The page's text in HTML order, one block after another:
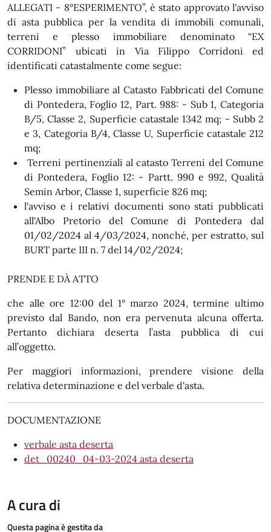
ALLEGATI - 8°ESPERIMENTO”, è stato approvato l'avviso
di asta pubblica per la vendita di immobili comunali,
terreni e plesso immobiliare denominato “EX
CORRIDONI” ubicati in Via Filippo Corridoni ed
identificati catastalmente come segue:
Plesso immobiliare al Catasto Fabbricati del Comune
di Pontedera, Foglio 12, Part. 988: - Sub 1, Categoria
B/5, Classe 2, Superficie catastale 1342 mq; - Subb 2
e 3, Categoria B/4, Classe U, Superficie catastale 212
mq;
Terreni pertinenziali al catasto Terreni del Comune
di Pontedera, Foglio 12: - Partt. 990 e 992, Qualità
Semin Arbor, Classe 1, superficie 826 mq;
l'avviso e i relativi documenti sono stati pubblicati
all'Albo Pretorio del Comune di Pontedera dal
01/02/2024 al 4/03/2024, nonché, per estratto, sul
BURT parte III n. 7 del 14/02/2024;
PRENDE E DÀ ATTO
che alle ore 12:00 del 1° marzo 2024, termine ultimo
previsto dal Bando, non era pervenuta alcuna offerta.
Pertanto dichiara deserta l’asta pubblica di cui
all’oggetto.
Per maggiori informazioni, prendere visione della
relativa determinazione e del verbale d'asta.
DOCUMENTAZIONE
verbale asta deserta
det_00240_04-03-2024 asta deserta
A cura di
Questa pagina è gestita da